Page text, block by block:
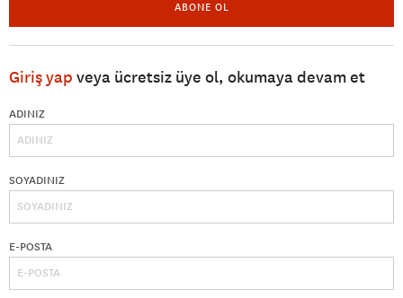
ABONE OL
Giriş yap veya ücretsiz üye ol, okumaya devam et
ADINIZ
SOYADINIZ
E-POSTA